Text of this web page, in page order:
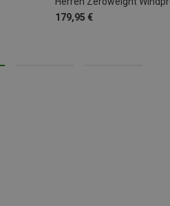
179,95 €